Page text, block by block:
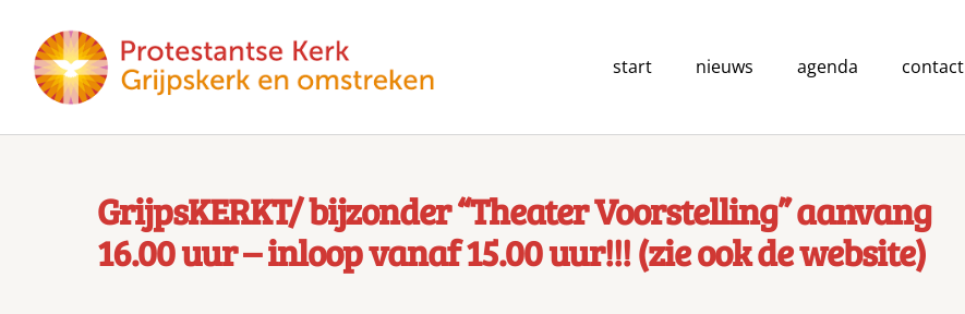
start nieuws agenda contact
GrijpsKERKT/ bijzonder “Theater Voorstelling” aanvang
16.00 uur – inloop vanaf 15.00 uur!!! (zie ook de website)